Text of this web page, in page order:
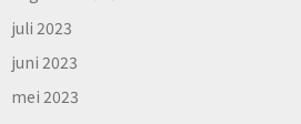
juli 2023
juni 2023
mei 2023